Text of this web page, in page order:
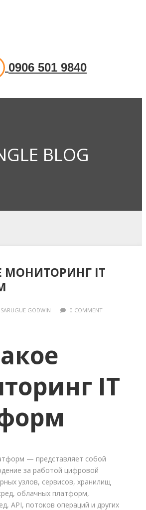
0906 501 9840
BLOG
МОНИТОРИНГ IT
GODWIN 0 COMMENT
IT
— представляет собой
за работой цифровой
узлов, сервисов, хранилищ
облачных платформ,
API, потоков операций и других